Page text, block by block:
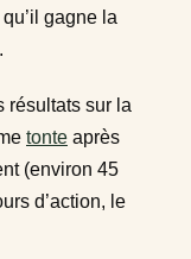
gagne la
résultats sur la
tonte après
(environ 45
d’action, le